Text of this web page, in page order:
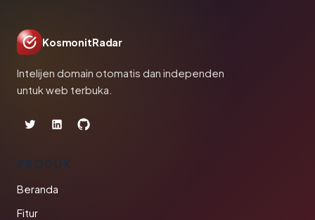
KosmonitRadar
Intelijen domain otomatis dan independen
untuk web terbuka.
PRODUK
Beranda
Fitur